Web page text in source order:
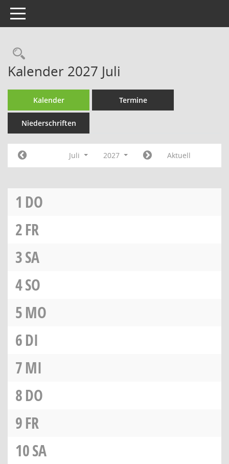
Toggle navigation
Rechercheauswahl
Kalender 2027 Juli
Kalender Termine
Niederschriften
Juli 2027 Aktuell
1 DO
2FR
3SA
4SO
5MO
6DI
7MI
8DO
9FR
10SA